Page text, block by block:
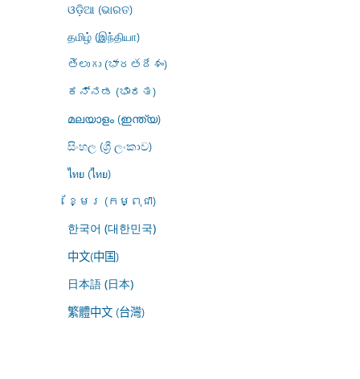
ଓଡ଼ିଆ (ଭାରତ)
தமிழ் (இந்தியா)
తెలుగు (భారతదేశం)
ಕನ್ನಡ (ಭಾರತ)
മലയാളം (ഇന്ത്യ)
සිංහල (ශ්‍රී ලංකාව)
ไทย (ไทย)
ខ្មែរ (កម្ពុជា)
한국어 (대한민국)
中文(中国)
日本語 (日本)
繁體中文 (台灣)